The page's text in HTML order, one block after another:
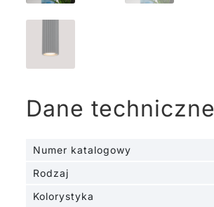
Dane techniczne
Numer katalogowy
Rodzaj
Kolorystyka